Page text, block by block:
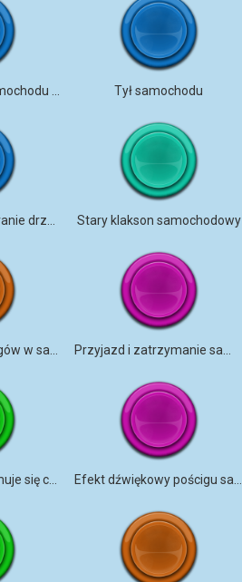
Tył samochodu
Stary klakson samochodowy